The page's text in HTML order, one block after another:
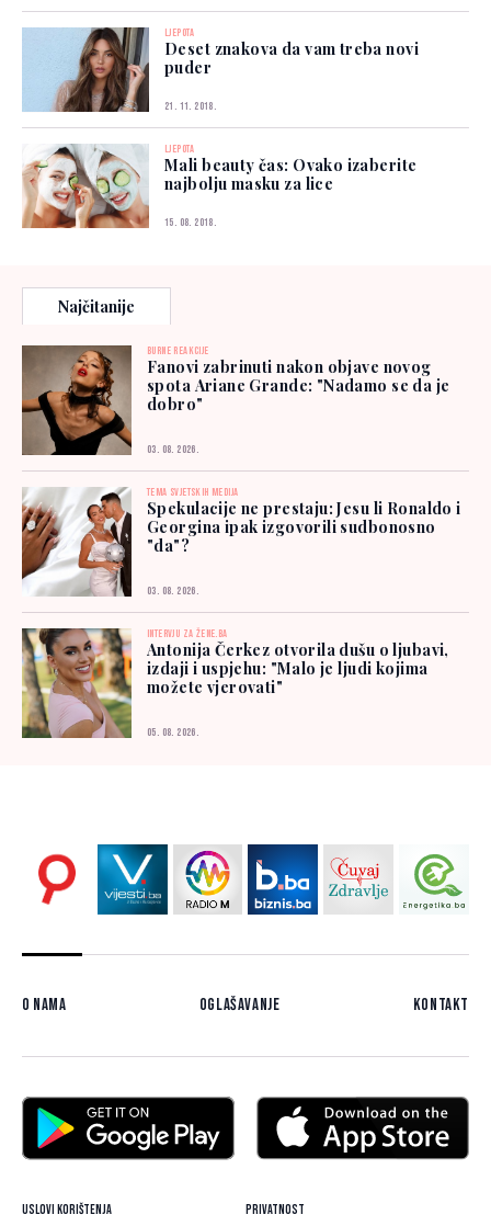
LJEPOTA
Deset znakova da vam treba novi
puder
21. 11. 2018.
LJEPOTA
Mali beauty čas: Ovako izaberite
najbolju masku za lice
15. 08. 2018.
Najčitanije
BURNE REAKCIJE
Fanovi zabrinuti nakon objave novog
spota Ariane Grande: "Nadamo se da je
dobro"
03. 08. 2026.
TEMA SVJETSKIH MEDIJA
Spekulacije ne prestaju: Jesu li Ronaldo i
Georgina ipak izgovorili sudbonosno
"da"?
03. 08. 2026.
INTERVJU ZA ŽENE.BA
Antonija Čerkez otvorila dušu o ljubavi,
izdaji i uspjehu: "Malo je ljudi kojima
možete vjerovati"
05. 08. 2026.
O nama Oglašavanje Kontakt
Uslovi korištenja Privatnost